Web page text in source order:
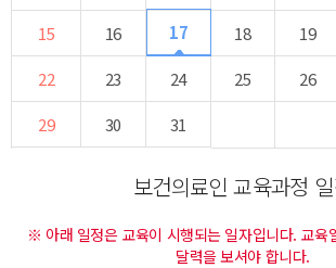
15
16 17 18 19
22
23 24 25 26
29
30 31
보건의료인 교육과정
※ 아래 일정은 교육이 시행되는 일자입니다. 교육
달력을 보셔야 합니다.